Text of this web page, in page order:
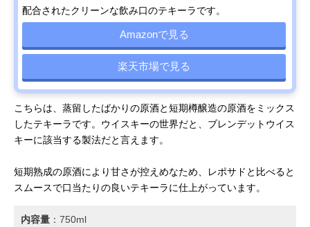
配合されたクリーンな飲み口のテキーラです。
Amazonで見る
楽天市場で見る
こちらは、蒸留したばかりの原酒と短期樽醸造の原酒をミックス
したテキーラです。ウイスキーの世界だと、ブレンデットウイス
キーに該当する製法だと言えます。
短期熟成の原酒により甘さが控えめなため、レポサドと比べると
スムースで口当たりの良いテキーラに仕上がっています。
内容量 ：‎750ml